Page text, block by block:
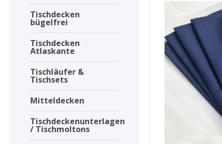
Tischdecken
bügelfrei
Tischdecken
Atlaskante
Tischläufer &
Tischsets
Mitteldecken
Tischdeckenunterlagen
/ Tischmoltons